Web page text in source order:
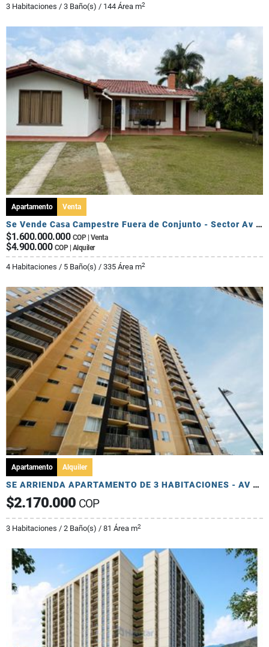
3 Habitaciones / 3 Baño(s) / 144 Área m2
Apartamento Venta
Se Vende Casa Campestre Fuera de Conjunto - Sector Av Centenario
$1.600.000.000 COP | Venta
$4.900.000 COP | Alquiler
4 Habitaciones / 5 Baño(s) / 335 Área m2
Apartamento Alquiler
SE ARRIENDA APARTAMENTO DE 3 HABITACIONES - AV 19 NORTE
$2.170.000 COP
3 Habitaciones / 2 Baño(s) / 81 Área m2